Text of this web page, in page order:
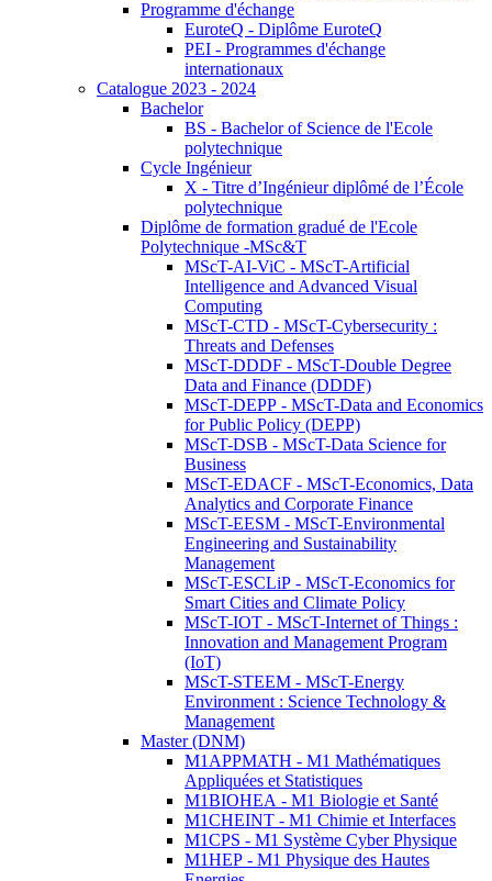
Programme d'échange
EuroteQ - Diplôme EuroteQ
PEI - Programmes d'échange
internationaux
Catalogue 2023 - 2024
Bachelor
BS - Bachelor of Science de l'Ecole
polytechnique
Cycle Ingénieur
X - Titre d’Ingénieur diplômé de l’École
polytechnique
Diplôme de formation gradué de l'Ecole
Polytechnique -MSc&T
MScT-AI-ViC - MScT-Artificial
Intelligence and Advanced Visual
Computing
MScT-CTD - MScT-Cybersecurity :
Threats and Defenses
MScT-DDDF - MScT-Double Degree
Data and Finance (DDDF)
MScT-DEPP - MScT-Data and Economics
for Public Policy (DEPP)
MScT-DSB - MScT-Data Science for
Business
MScT-EDACF - MScT-Economics, Data
Analytics and Corporate Finance
MScT-EESM - MScT-Environmental
Engineering and Sustainability
Management
MScT-ESCLiP - MScT-Economics for
Smart Cities and Climate Policy
MScT-IOT - MScT-Internet of Things :
Innovation and Management Program
(IoT)
MScT-STEEM - MScT-Energy
Environment : Science Technology &
Management
Master (DNM)
M1APPMATH - M1 Mathématiques
Appliquées et Statistiques
M1BIOHEA - M1 Biologie et Santé
M1CHEINT - M1 Chimie et Interfaces
M1CPS - M1 Système Cyber Physique
M1HEP - M1 Physique des Hautes